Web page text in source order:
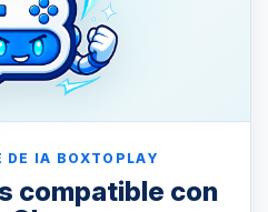
DE IA BOXTOPLAY
compatible con